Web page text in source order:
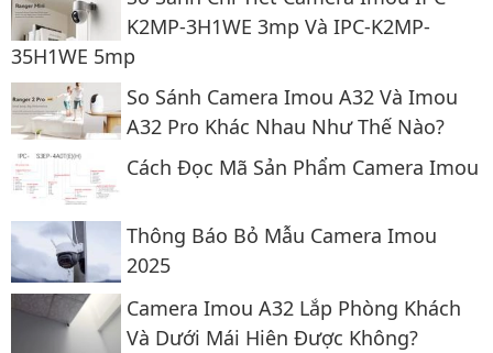
K2MP-3H1WE 3mp Và IPC-K2MP-
35H1WE 5mp
So Sánh Camera Imou A32 Và Imou
A32 Pro Khác Nhau Như Thế Nào?
Cách Đọc Mã Sản Phẩm Camera Imou
Thông Báo Bỏ Mẫu Camera Imou
2025
Camera Imou A32 Lắp Phòng Khách
Và Dưới Mái Hiên Được Không?